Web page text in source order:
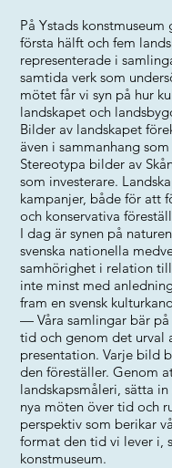
På Ystads
första hälft och fem
representerade i
samtida verk som
mötet får vi syn på hur
landskapet och
Bilder av landskapet
även i sammanhang
Stereotypa bilder av
som investerare.
kampanjer, både för att
och konservativa
I dag är synen på
svenska nationella
samhörighet i relation
inte minst med
fram en svensk
— Våra samlingar bär
tid och genom det urval
presentation. Varje bild
den föreställer. Genom
landskapsmåleri, sätta
nya möten över tid och
perspektiv som berikar
format den tid vi lever i,
konstmuseum.